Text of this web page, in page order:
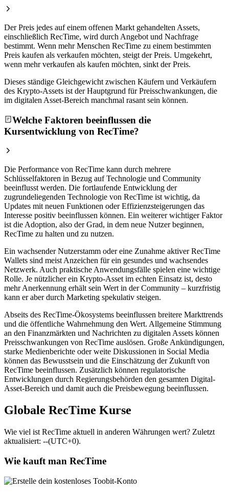
Der Preis jedes auf einem offenen Markt gehandelten Assets,
einschließlich RecTime, wird durch Angebot und Nachfrage
bestimmt. Wenn mehr Menschen RecTime zu einem bestimmten
Preis kaufen als verkaufen möchten, steigt der Preis. Umgekehrt,
wenn mehr verkaufen als kaufen möchten, sinkt der Preis.
Dieses ständige Gleichgewicht zwischen Käufern und Verkäufern
des Krypto-Assets ist der Hauptgrund für Preisschwankungen, die
im digitalen Asset-Bereich manchmal rasant sein können.
Welche Faktoren beeinflussen die
Kursentwicklung von RecTime?
Die Performance von RecTime kann durch mehrere
Schlüsselfaktoren in Bezug auf Technologie und Community
beeinflusst werden. Die fortlaufende Entwicklung der
zugrundeliegenden Technologie von RecTime ist wichtig, da
Updates mit neuen Funktionen oder Effizienzsteigerungen das
Interesse positiv beeinflussen können. Ein weiterer wichtiger Faktor
ist die Adoption, also der Grad, in dem neue Nutzer beginnen,
RecTime zu halten und zu nutzen.
Ein wachsender Nutzerstamm oder eine Zunahme aktiver RecTime
Wallets sind meist Anzeichen für ein gesundes und wachsendes
Netzwerk. Auch praktische Anwendungsfälle spielen eine wichtige
Rolle. Je nützlicher ein Krypto-Asset im echten Einsatz ist, desto
mehr Anerkennung erhält sein Wert in der Community – kurzfristig
kann er aber durch Marketing spekulativ steigen.
Abseits des RecTime-Ökosystems beeinflussen breitere Markttrends
und die öffentliche Wahrnehmung den Wert. Allgemeine Stimmung
an den Finanzmärkten und Nachrichten zu digitalen Assets können
Preisschwankungen von RecTime auslösen. Große Ankündigungen,
starke Medienberichte oder weite Diskussionen in Social Media
können das Bewusstsein und die Einschätzung der Zukunft von
RecTime beeinflussen. Zusätzlich können regulatorische
Entwicklungen durch Regierungsbehörden den gesamten Digital-
Asset-Bereich und damit auch die Preisbewegung beeinflussen.
Globale RecTime Kurse
Wie viel ist RecTime aktuell in anderen Währungen wert? Zuletzt
aktualisiert: --(UTC+0).
Wie kauft man RecTime